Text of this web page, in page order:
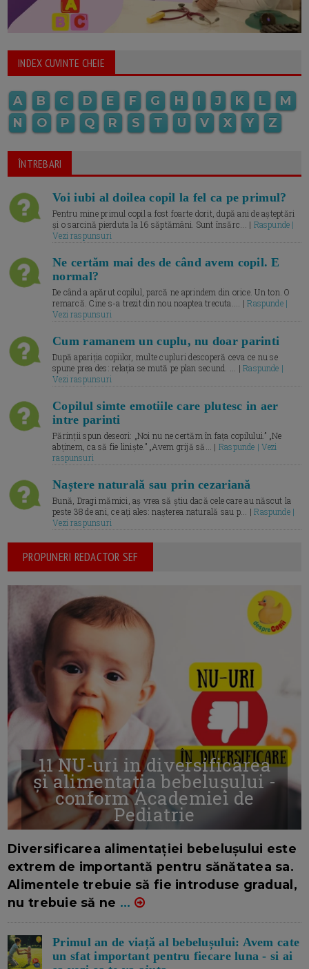
INDEX CUVINTE CHEIE
A B C D E F G H I J K L
M
N
O P Q R S T U V X Y Z
ÎNTREBARI
Voi iubi al doilea copil la fel ca pe primul?
Pentru mine primul copil a fost foarte dorit, după ani de așteptări
și o sarcină pierduta la 16 săptămâni. Sunt însărc... | Raspunde |
Vezi raspunsuri
Ne certăm mai des de când avem copil. E
normal?
De când a apărut copilul, parcă ne aprindem din orice. Un ton. O
remarcă. Cine s-a trezit din nou noaptea trecuta.... |Raspunde |
Vezi raspunsuri
Cum ramanem un cuplu, nu doar parinti
După apariția copiilor, multe cupluri descoperă ceva ce nu se
spune prea des: relația se mută pe plan secund. ... |Raspunde |
Vezi raspunsuri
Copilul simte emotiile care plutesc in aer
intre parinti
Părinții spun deseori: „Noi nu ne certăm în fața copilului.” „Ne
abținem, ca să fie liniște.” „Avem grijă să... | Raspunde | Vezi
raspunsuri
Naștere naturală sau prin cezariană
Bună, Dragi mămici, aș vrea să știu dacă cele care au născut la
peste 38 de ani, ce ați ales: nașterea naturală sau p... |Raspunde |
Vezi raspunsuri
PROPUNERI REDACTOR SEF
11 NU-uri in diversificarea
și alimentația bebelușului -
conform Academiei de
Pediatrie
Diversificarea alimentației bebelușului este
extrem de importantă pentru sănătatea sa.
Alimentele trebuie să fie introduse gradual,
nu trebuie să ne ...
Primul an de viață al bebelușului: Avem cate
un sfat important pentru fiecare luna - si ai